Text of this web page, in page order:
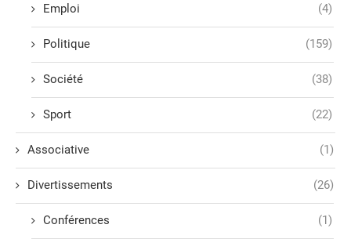
Emploi (4)
Politique (159)
Société (38)
Sport (22)
Associative (1)
Divertissements (26)
Conférences (1)